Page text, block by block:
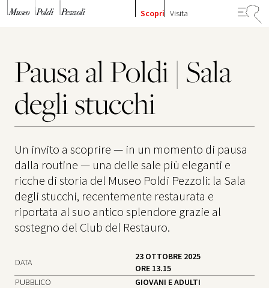
Vai al contenuto
Scopri Visita
Pausa al Poldi | Sala
degli stucchi
Un invito a scoprire — in un momento di pausa
dalla routine — una delle sale più eleganti e
ricche di storia del Museo Poldi Pezzoli: la Sala
degli stucchi, recentemente restaurata e
riportata al suo antico splendore grazie al
sostegno del Club del Restauro.
DATA
23 OTTOBRE 2025
ORE 13.15
PUBBLICO
GIOVANI E ADULTI